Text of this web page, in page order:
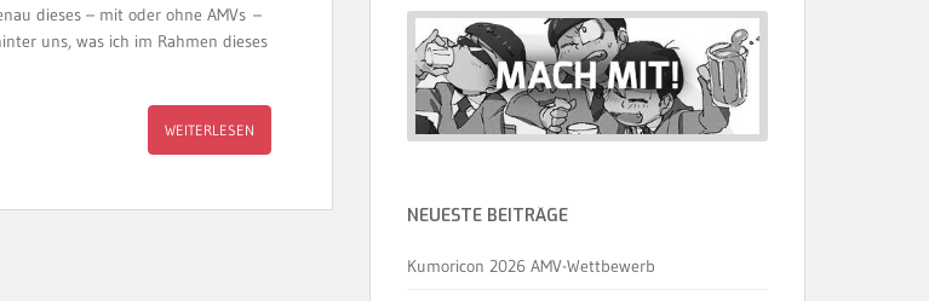
dieses – mit oder ohne AMVs –
uns, was ich im Rahmen dieses
WEITERLESEN
NEUESTE BEITRÄGE
Kumoricon 2026 AMV-Wettbewerb